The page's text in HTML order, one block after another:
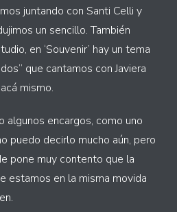
juntando con Santi Celli y
un sencillo. También
en ‘Souvenir’ hay un tema
que cantamos con Javiera
mismo.
algunos encargos, como uno
puedo decirlo mucho aún, pero
pone muy contento que la
estamos en la misma movida